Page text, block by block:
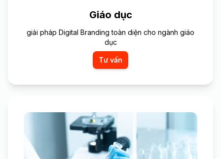
Giáo dục
giải pháp Digital Branding toàn diện cho ngành giáo
dục
Tư vấn